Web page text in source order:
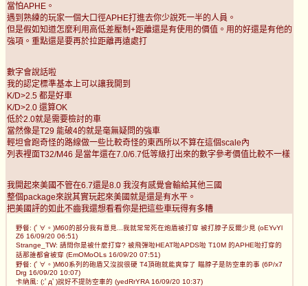
當怕APHE。
遇到熟練的玩家一個大口徑APHE打進去你少說死一半的人員。
但是假如知道怎麼利用高低差壓制+距離還是有使用的價值。用的好還是有他的
強項。重點還是要再於拉距離再遠處打
數字會說話啦
我的認定標準基本上可以讓我開到
K/D>2.5 都是好車
K/D>2.0 還算OK
低於2.0就是需要檢討的車
當然像是T29 能破4的就是毫無疑問的強車
輕坦會跑奇怪的路線做一些比較奇怪的東西所以不算在這個scale內
列表裡面T32/M46 是當年還在7.0/6.7低等級打出來的數字參考價值比較不一樣
我開起來美國不管在6.7還是8.0 我沒有感覺會輸給其他三國
整個package來說其實玩起來美國就是還是有水平。
把美國評的如此不齒我還想看看你是把這些車玩得有多糟
野餐: (ﾟ∀。)M60的部分我有意見...我就常常死在炮盾被打穿 被打脖子反爾少見 (oEYvYl
Z6 16/09/20 06:51)
Strange_TW: 請問你是被什麼打穿? 被飛彈啦HEAT啦APDS啦 T10M 的APHE啦打穿的
話那誰都會被穿 (EmOMoOLs 16/09/20 07:51)
野餐: (ﾟ∀。)M60系列的砲盾又沒說很硬 T4頂砲就能爽穿了 瞄脖子是防空車的事 (6P/x7
Drg 16/09/20 10:07)
卡納風: (;ﾟдﾟ)說好不提防空車的 (yedRrYRA 16/09/20 10:37)